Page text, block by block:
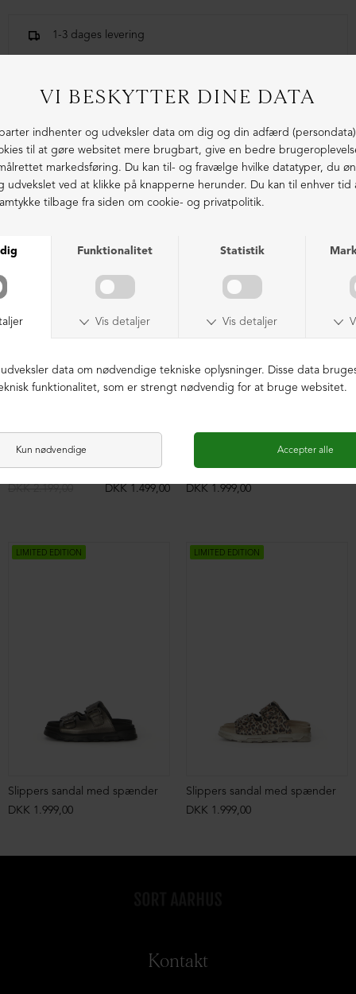
1-3 dages levering
LIGNENDE PRODUKTER
Sandal med velcro
DKK 1.499,00
Slippers sandal med spænder
DKK 1.999,00
LIMITED EDITION
Slippers sandal med spænder
DKK 1.999,00
LIMITED EDITION
Slippers sandal med spænder
DKK 1.999,00
Kontakt